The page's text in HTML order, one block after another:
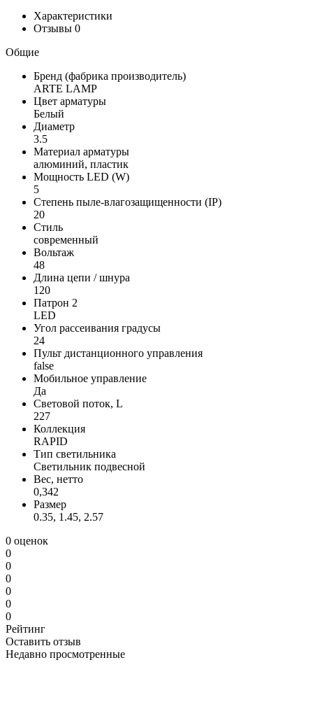
Характеристики
Отзывы 0
Общие
Бренд (фабрика производитель)
ARTE LAMP
Цвет арматуры
Белый
Диаметр
3.5
Материал арматуры
алюминий, пластик
Мощность LED (W)
5
Степень пыле-влагозащищенности (IP)
20
Стиль
современный
Вольтаж
48
Длина цепи / шнура
120
Патрон 2
LED
Угол рассеивания градусы
24
Пульт дистанционного управления
false
Мобильное управление
Да
Световой поток, L
227
Коллекция
RAPID
Тип светильника
Светильник подвесной
Вес, нетто
0,342
Размер
0.35, 1.45, 2.57
0 оценок
0
0
0
0
0
0
Рейтинг
Оставить отзыв
Недавно просмотренные